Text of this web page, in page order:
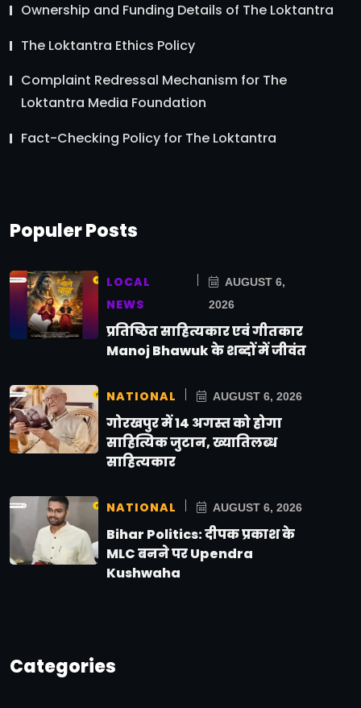
Ownership and Funding Details of The Loktantra
The Loktantra Ethics Policy
Complaint Redressal Mechanism for The
Loktantra Media Foundation
Fact-Checking Policy for The Loktantra
Populer Posts
LOCAL
NEWS
AUGUST 6,
2026
प्रतिष्ठित साहित्यकार एवं गीतकार
Manoj Bhawuk के शब्दों में जीवंत
NATIONAL AUGUST 6, 2026
गोरखपुर में 14 अगस्त को होगा
साहित्यिक जुटान, ख्यातिलब्ध
साहित्यकार
NATIONAL AUGUST 6, 2026
Bihar Politics: दीपक प्रकाश के
MLC बनने पर Upendra
Kushwaha
Categories